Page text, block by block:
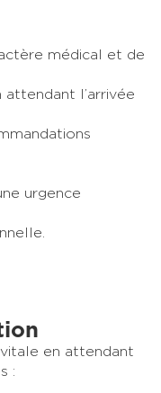
médical et de
attendant l’arrivée
urgence
vitale en attendant
: